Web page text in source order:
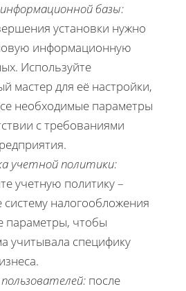
базы:
установки нужно
информационную
Используйте
мастер для её настройки,
необходимые параметры
с требованиями
учетной политики:
учетную политику –
налогообложения
параметры, чтобы
учитывала специфику
после